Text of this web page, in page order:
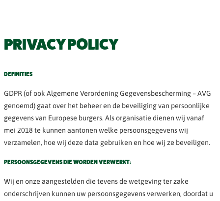
PRIVACY POLICY
DEFINITIES
GDPR (of ook Algemene Verordening Gegevensbescherming – AVG
genoemd) gaat over het beheer en de beveiliging van persoonlijke
gegevens van Europese burgers. Als organisatie dienen wij vanaf
mei 2018 te kunnen aantonen welke persoonsgegevens wij
verzamelen, hoe wij deze data gebruiken en hoe wij ze beveiligen.
PERSOONSGEGEVENS DIE WORDEN VERWERKT:
Wij en onze aangestelden die tevens de wetgeving ter zake
onderschrijven kunnen uw persoonsgegevens verwerken, doordat u